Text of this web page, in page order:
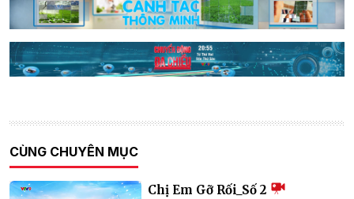
CÙNG CHUYÊN MỤC
Chị Em Gỡ Rối_Số 2